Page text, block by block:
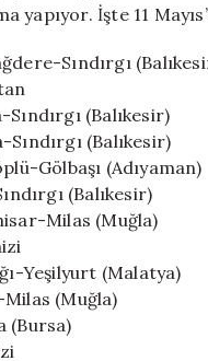
yapıyor. İşte 11
Sındırgı
(Balıkesir)
(Balıkesir)
Gölbaşı (Adıyaman)
(Balıkesir)
Milas (Muğla)
Yeşilyurt (Malatya)
Milas (Muğla)
(Bursa)